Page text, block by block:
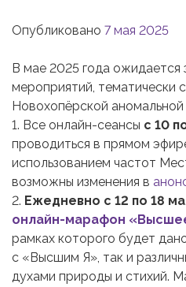
Опубликовано 7 мая 2025
В мае 2025 года ожидается
мероприятий, тематически
Новохопёрской аномальной
1. Все онлайн-сеансы с 10
проводиться в прямом
использованием частот
возможны изменения в
2. Ежедневно с 12 по 18
онлайн-марафон
рамках которого будет
с «Высшим Я», так и
духами природы и стихий.